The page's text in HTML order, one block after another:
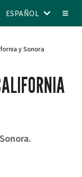
ESPAÑOL
y Sonora